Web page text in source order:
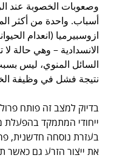
وصعوبات الخصوبة عند
أسباب. واحدة من أكثر
ازوسبيرميا (انعدام
الانسدادية – وهي حالة لا
السائل المنوي، ليس
نتيجة فشل في وظيفة
בדיוק למצב זה פותח
ייחודי המתמקד בהפעלת
בעזרת נוסחה חדשנית,
את ייצור הזרע גם כאשר